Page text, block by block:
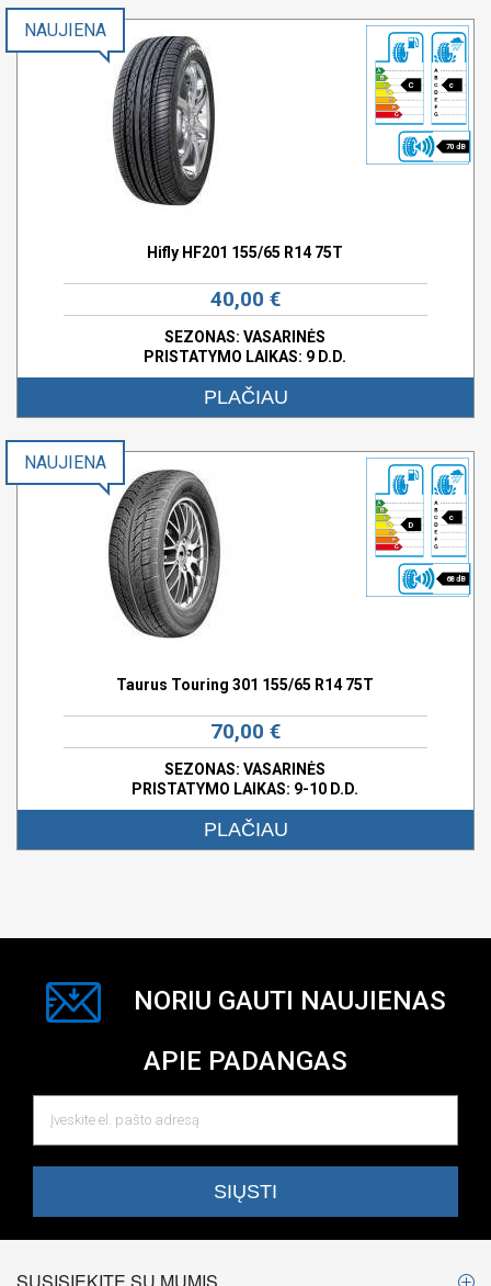
C c
70 dB
NAUJIENA
Hifly HF201 155/65 R14 75T
40,00 €
SEZONAS: VASARINĖS
PRISTATYMO LAIKAS: 9 D.D.
PLAČIAU
D
c
68 dB
NAUJIENA
Taurus Touring 301 155/65 R14 75T
70,00 €
SEZONAS: VASARINĖS
PRISTATYMO LAIKAS: 9-10 D.D.
PLAČIAU
NORIU GAUTI NAUJIENAS
APIE PADANGAS
SUSISIEKITE SU MUMIS